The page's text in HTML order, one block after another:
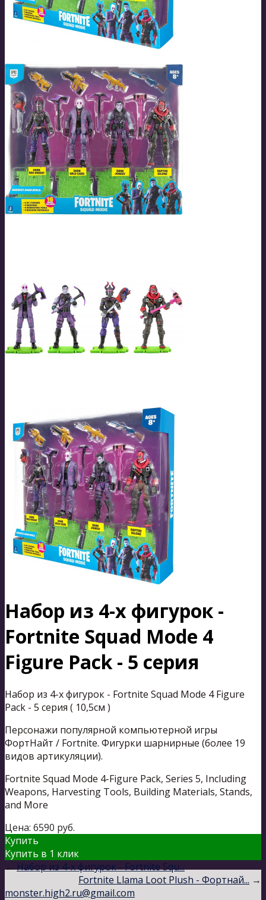
Набор из 4-х фигурок -
Fortnite Squad Mode 4
Figure Pack - 5 серия
Набор из 4-х фигурок - Fortnite Squad Mode 4 Figure
Pack - 5 серия ( 10,5см )
Персонажи популярной компьютерной игры
ФортНайт / Fortnite. Фигурки шарнирные (более 19
видов артикуляции).
Fortnite Squad Mode 4-Figure Pack, Series 5, Including
Weapons, Harvesting Tools, Building Materials, Stands,
and More
Цена: 6590 руб.
Купить
Купить в 1 клик
←Набор из 4-х фигурок - Fortnite Squ...
Fortnite Llama Loot Plush - Фортнай... →
monster.high2.ru@gmail.com